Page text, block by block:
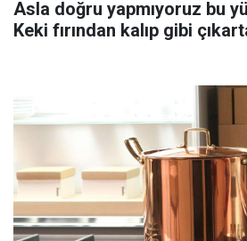
Asla doğru yapmıyoruz bu
Keki fırından kalıp gibi